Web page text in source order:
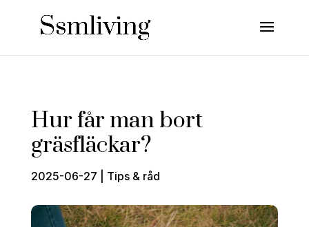
Hur får man bort
gräsfläckar?
2025-06-27 Tips & råd